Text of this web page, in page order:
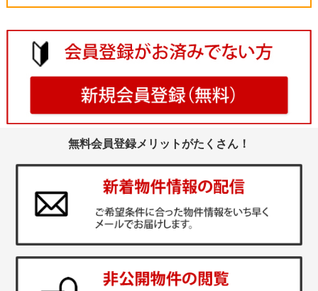
無料会員登録メリットがたくさん！